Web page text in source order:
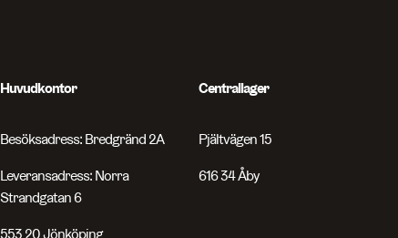
Huvudkontor
Besöksadress: Bredgränd 2A
Leveransadress: Norra
Strandgatan 6
553 20 Jönköping
Centrallager
Pjältvägen 15
616 34 Åby